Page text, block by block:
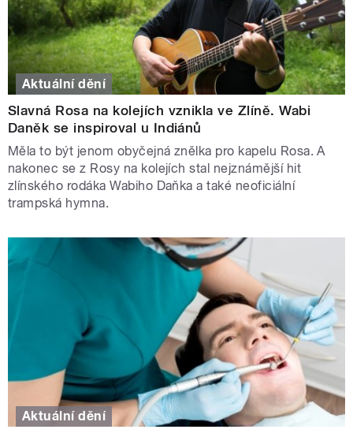
Aktuální dění
Slavná Rosa na kolejích vznikla ve Zlíně. Wabi
Daněk se inspiroval u Indiánů
Měla to být jenom obyčejná znělka pro kapelu Rosa. A
nakonec se z Rosy na kolejích stal nejznámější hit
zlínského rodáka Wabiho Daňka a také neoficiální
trampská hymna.
Aktuální dění